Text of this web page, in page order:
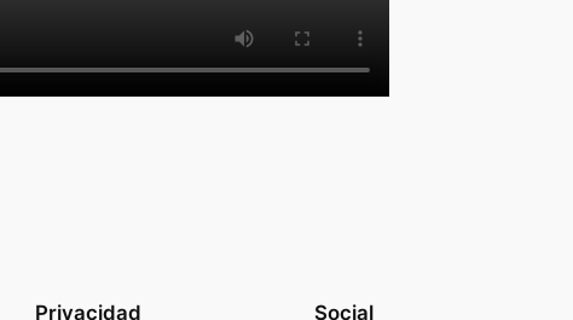
Privacidad Social